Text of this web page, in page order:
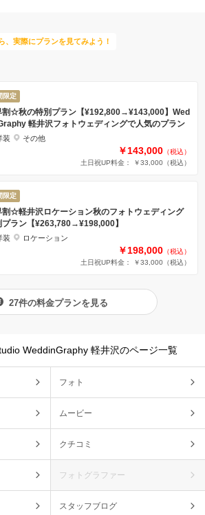
、実際にプランを見てみよう！
限定
☆秋の特別プラン【¥192,800→¥143,000】Wed
軽井沢フォトウェディングで人気のプラン
装 その他
￥143,000 （税込）
土日祝UP料金： ￥33,000 （税込）
限定
☆軽井沢ロケーション秋のフォトウェディング
プラン【¥263,780→¥198,000】
装 ロケーション
￥198,000 （税込）
土日祝UP料金： ￥33,000 （税込）
27件の料金プランを見る
WeddinGraphy 軽井沢のページ一覧
フォト
ムービー
クチコミ
フォトグラファー
スタッフブログ